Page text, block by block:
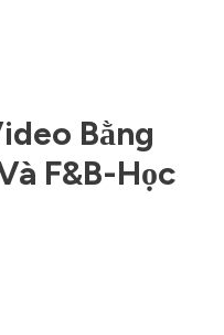
Bằng
F&B-Học